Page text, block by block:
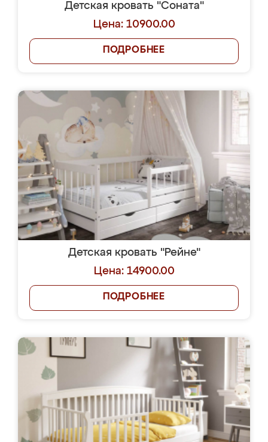
Детская кровать "Соната"
Цена: 10900.00
ПОДРОБНЕЕ
Детская кровать "Рейне"
Цена: 14900.00
ПОДРОБНЕЕ